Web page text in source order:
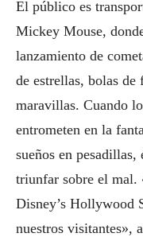
El público es
Mickey Mouse,
lanzamiento de
de estrellas, bolas
maravillas. Cuando
entrometen en la
sueños en
triunfar sobre el mal.
Disney’s Hollywood
nuestros visitantes»,